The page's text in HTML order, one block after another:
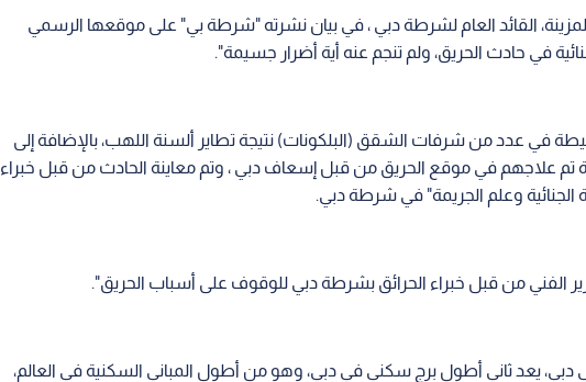
القائد العام لشرطة دبي ، في بيان نشرته "شرطة بي" على موقعها الرسمي
في حادث الحريق، ولم تنجم عنه أية أضرار جسيمة".
في عدد من شرفات الشقق (البلكونات) نتيجة تطاير ألسنة اللهب، بالإضافة إلى
علاجهم في موقع الحريق من قبل إسعاف دبي ، وتم معاينة الحادث من قبل خبراء
الجنائية وعلم الجريمة" في شرطة دبي.
الفني من قبل خبراء الحرائق بشرطة دبي للوقوف على أسباب الحريق".
يعد ثاني أطول برج سكني في دبي، وهو من أطول المباني السكنية في العالم،